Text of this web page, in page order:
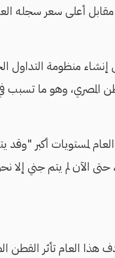
إنشاء منظومة
المصري، وهو ما
العام تأثر القطن